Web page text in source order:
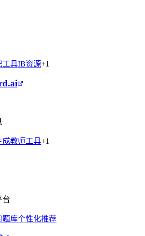
工具IB资源+1
成教师工具+1
台
题库个性化推荐